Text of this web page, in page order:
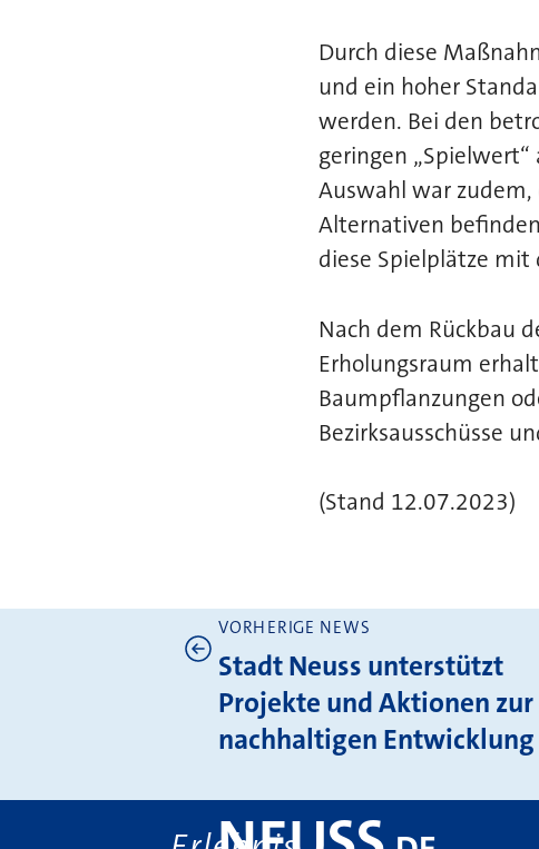
Durch diese
und ein hoher
werden. Bei den
geringen
Auswahl war
Alternativen
diese Spielplätze
Nach dem Rückbau
Erholungsraum
Baumpflanzungen
Bezirksausschüsse
(Stand 12.07.2023)
Weitere News
VORHERIGE NEWS
Stadt Neuss unterstützt
Projekte und Aktionen zur
nachhaltigen Entwicklung